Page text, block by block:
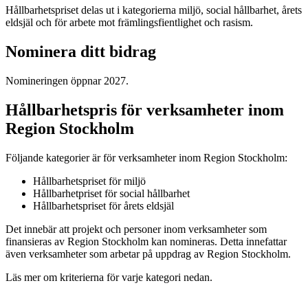
Hållbarhetspriset delas ut i kategorierna miljö, social hållbarhet, årets
eldsjäl och för arbete mot främlingsfientlighet och rasism.
Nominera ditt bidrag
Nomineringen öppnar 2027.
Hållbarhetspris för verksamheter inom
Region Stockholm
Följande kategorier är för verksamheter inom Region Stockholm:
Hållbarhetspriset för miljö
Hållbarhetpriset för social hållbarhet
Hållbarhetspriset för årets eldsjäl
Det innebär att projekt och personer inom verksamheter som
finansieras av Region Stockholm kan nomineras. Detta innefattar
även verksamheter som arbetar på uppdrag av Region Stockholm.
Läs mer om kriterierna för varje kategori nedan.